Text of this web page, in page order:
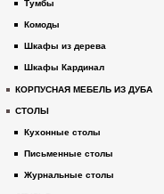
Тумбы
Комоды
Шкафы из дерева
Шкафы Кардинал
КОРПУСНАЯ МЕБЕЛЬ ИЗ ДУБА
СТОЛЫ
Кухонные столы
Письменные столы
Журнальные столы